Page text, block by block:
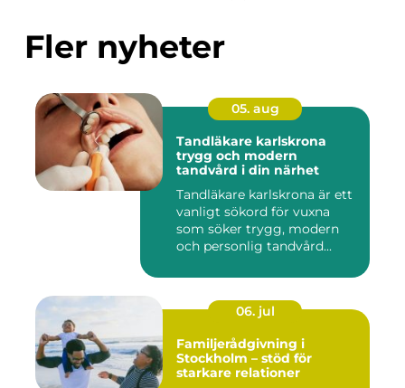
Fler nyheter
05. aug
Tandläkare karlskrona
trygg och modern
tandvård i din närhet
Tandläkare karlskrona är ett
vanligt sökord för vuxna
som söker trygg, modern
och personlig tandvård...
06. jul
Familjerådgivning i
Stockholm – stöd för
starkare relationer